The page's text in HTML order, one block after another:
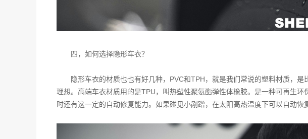
四，如何选择隐形车衣？
隐形车衣的材质也也有好几种， PVC和TPH ，就是我们常说的塑料材质，是
理想。高端车衣材质用的是TPU ，叫热塑性聚氨酯弹性体橡胶。是一种可再生
时还有这一定的自动修复能力。如果碰见小剐蹭，在太阳高热温度下可以自动恢